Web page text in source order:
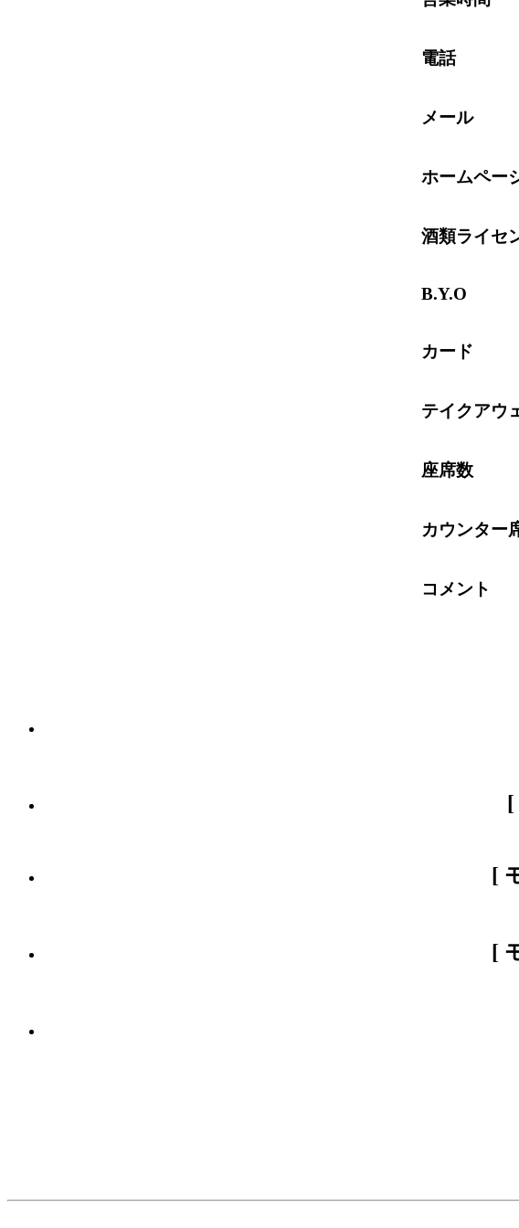
電話
メール
ホームペー
酒類ライセ
B.Y.O
カード
テイクアウ
座席数
カウンター
コメント
[
[
[